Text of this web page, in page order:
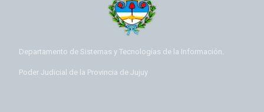
Departamento de Sistemas y Tecnologías de la Información.
Poder Judicial de la Provincia de Jujuy